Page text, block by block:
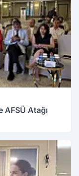
AFSÜ Atağı